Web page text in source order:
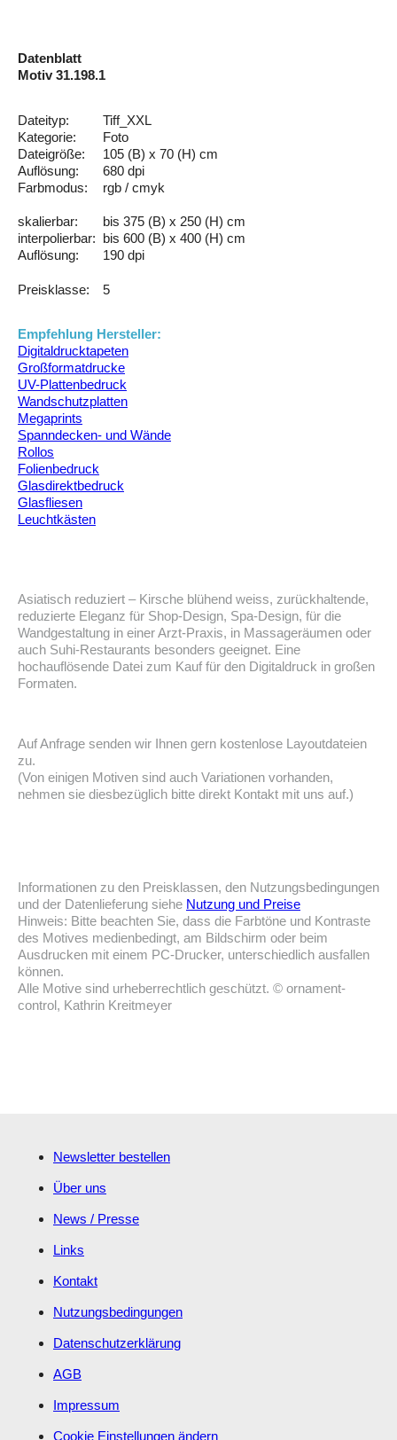
Datenblatt
Motiv 31.198.1
Dateityp:
Tiff_XXL
Kategorie:
Foto
Dateigröße:
105 (B) x 70 (H) cm
Auflösung:
680 dpi
Farbmodus:
rgb / cmyk
skalierbar:
bis 375 (B) x 250 (H) cm
interpolierbar: bis 600 (B) x 400 (H) cm
Auflösung:
190 dpi
Preisklasse: 5
Empfehlung Hersteller:
Digitaldrucktapeten
Großformatdrucke
UV-Plattenbedruck
Wandschutzplatten
Megaprints
Spanndecken- und Wände
Rollos
Folienbedruck
Glasdirektbedruck
Glasfliesen
Leuchtkästen
Asiatisch reduziert – Kirsche blühend weiss, zurückhaltende,
reduzierte Eleganz für Shop-Design, Spa-Design, für die
Wandgestaltung in einer Arzt-Praxis, in Massageräumen oder
auch Suhi-Restaurants besonders geeignet. Eine
hochauflösende Datei zum Kauf für den Digitaldruck in großen
Formaten.
Auf Anfrage senden wir Ihnen gern kostenlose Layoutdateien
zu.
(Von einigen Motiven sind auch Variationen vorhanden,
nehmen sie diesbezüglich bitte direkt Kontakt mit uns auf.)
Informationen zu den Preisklassen, den Nutzungsbedingungen
und der Datenlieferung siehe Nutzung und Preise
Hinweis: Bitte beachten Sie, dass die Farbtöne und Kontraste
des Motives medienbedingt, am Bildschirm oder beim
Ausdrucken mit einem PC-Drucker, unterschiedlich ausfallen
können.
Alle Motive sind urheberrechtlich geschützt. © ornament-
control, Kathrin Kreitmeyer
Newsletter bestellen
Über uns
News / Presse
Links
Kontakt
Nutzungsbedingungen
Datenschutzerklärung
AGB
Impressum
Cookie Einstellungen ändern